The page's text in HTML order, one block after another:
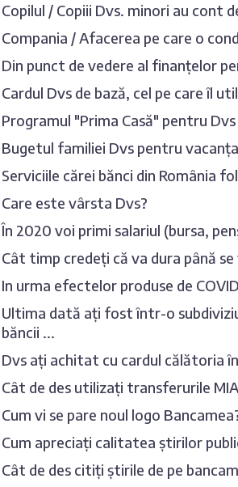
Copilul / Copiii Dvs. minori au cont
Compania / Afacerea pe care o
Din punct de vedere al finanțelor
Cardul Dvs de bază, cel pe care îl
Programul "Prima Casă" pentru Dvs
Bugetul familiei Dvs pentru
Serviciile cărei bănci din România
Care este vârsta Dvs?
În 2020 voi primi salariul (bursa,
Cât timp credeți că va dura până
In urma efectelor produse de
Ultima dată ați fost într-o
băncii ...
Dvs ați achitat cu cardul călătoria
Cât de des utilizați transferurile
Cum vi se pare noul logo
Cum apreciați calitatea știrilor
Cât de des citiți știrile de pe